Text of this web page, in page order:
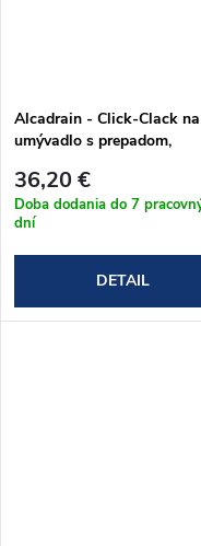
Alcadrain - Click-Clack na
umývadlo s prepadom,
(A392B)
36,20 €
Doba dodania do 7
dní
DETAIL